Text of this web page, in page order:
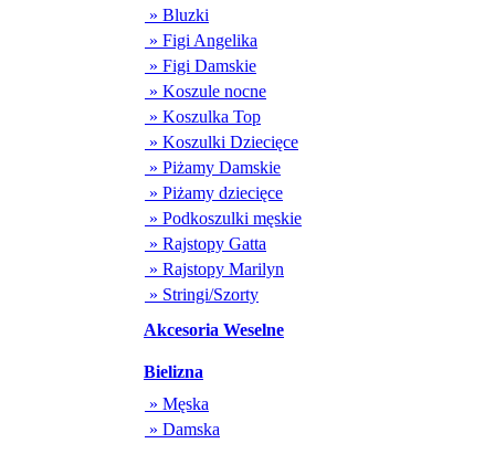
» Bluzki
» Figi Angelika
» Figi Damskie
» Koszule nocne
» Koszulka Top
» Koszulki Dziecięce
» Piżamy Damskie
» Piżamy dziecięce
» Podkoszulki męskie
» Rajstopy Gatta
» Rajstopy Marilyn
» Stringi/Szorty
Akcesoria Weselne
Bielizna
» Męska
» Damska